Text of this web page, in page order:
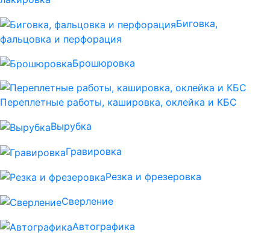
Биговка,
фальцовка и перфорация
Брошюровка
Переплетные работы, кашировка, оклейка и КБС
Вырубка
Гравировка
Резка и фрезеровка
Сверление
Автографика